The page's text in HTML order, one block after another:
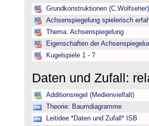
Grundkonstruktionen (C.Wolfseher)
Achsenspiegelung spielerisch
Thema: Achsenspiegelung
Eigenschaften der
Kugelspiele 1 - 7
Daten und Zufall:
Additionsregel (Medienvielfalt)
Theorie: Baumdiagramme
Leitidee *Daten und Zufall* ISB